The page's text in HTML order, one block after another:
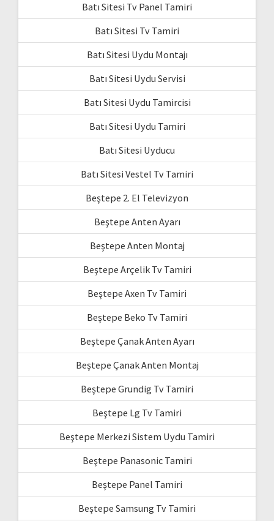
Batı Sitesi Tv Panel Tamiri
Batı Sitesi Tv Tamiri
Batı Sitesi Uydu Montajı
Batı Sitesi Uydu Servisi
Batı Sitesi Uydu Tamircisi
Batı Sitesi Uydu Tamiri
Batı Sitesi Uyducu
Batı Sitesi Vestel Tv Tamiri
Beştepe 2. El Televizyon
Beştepe Anten Ayarı
Beştepe Anten Montaj
Beştepe Arçelik Tv Tamiri
Beştepe Axen Tv Tamiri
Beştepe Beko Tv Tamiri
Beştepe Çanak Anten Ayarı
Beştepe Çanak Anten Montaj
Beştepe Grundig Tv Tamiri
Beştepe Lg Tv Tamiri
Beştepe Merkezi Sistem Uydu Tamiri
Beştepe Panasonic Tamiri
Beştepe Panel Tamiri
Beştepe Samsung Tv Tamiri